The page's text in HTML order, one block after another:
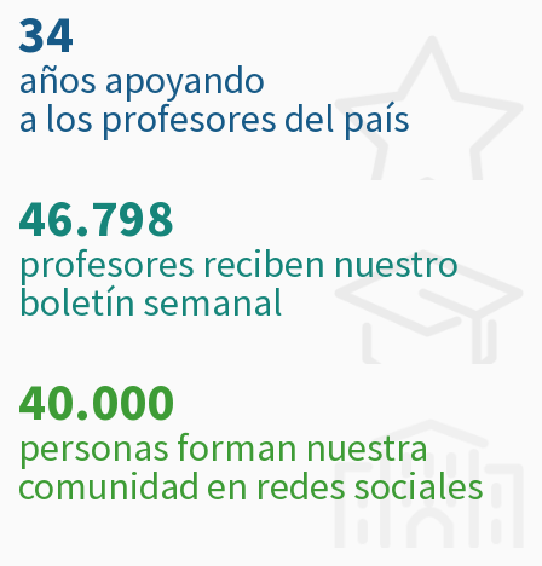
34
años apoyando
a los profesores del país
46.798
profesores reciben nuestro
boletín semanal
40.000
personas forman nuestra
comunidad en redes sociales